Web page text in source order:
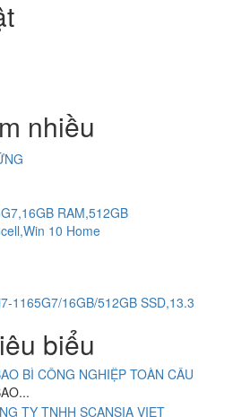
nhiều
Intel Core i5-6300U.( TH6)- 8G -
RAM,512GB
10 Home
1165G7/16GB/512GB SSD,13.3
Intel Core i5-4460.( TH4) RAM 4G-
biểu
THƯƠNG MẠI THIẾT KẾ BÌNH MINH
VIÊN THẠNH THỚI
CỔ PHẦN VIỆT TINH ANH (Bắc -
TƯ NHÂN...
BÌ CÔNG NGHIỆP TOÀN CẦU